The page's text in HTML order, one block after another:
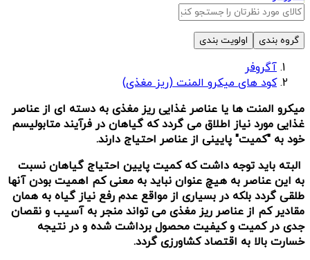
گروه بندی اولویت بندی
آگروفر
کود های میکرو المنت (ریز مغذی)
میکرو المنت ها یا عناصر غذایی ریز مغذی به دسته ای از عناصر
غذایی مورد نیاز اطلاق می گردد که گیاهان در فرآیند متابولیسم
خود به "کمیت" پایینی از عناصر احتیاج دارند.
البته باید توجه داشت که کمیت پایین احتیاج گیاهان نسبت
به این عناصر به هیچ عنوان نباید به معنی کم اهمیت بودن آنها
طلقی گردد بلکه در بسیاری از مواقع عدم رفع نیاز گیاه به همان
مقادیر کم از عناصر ریز مغذی می تواند منجر به آسیب و نقصان
جدی در کمیت و کیفیت محصول برداشت شده و در نتیجه
خسارت بالا به اقتصاد کشاورزی گردد.